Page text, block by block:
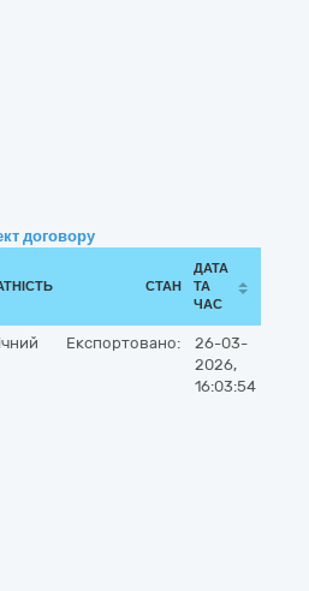
договору
СТАН
ДАТА
ТА
ЧАС
Експортовано:
26-03-
2026,
16:03:54